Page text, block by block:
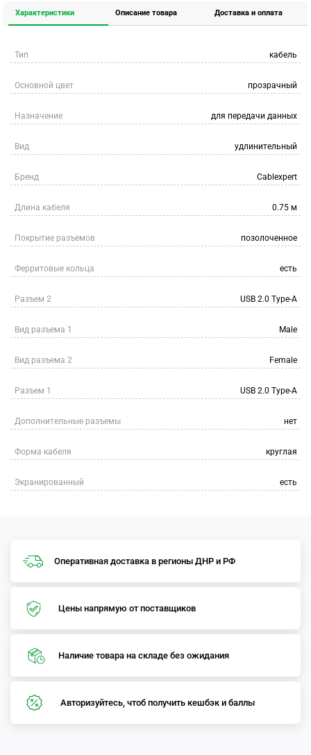
Характеристики Описание товара Доставка и оплата
Тип кабель
Основной цвет прозрачный
Назначение для передачи данных
Вид удлинительный
Бренд Cablexpert
Длина кабеля 0.75 м
Покрытие разъемов позолоченное
Ферритовые кольца есть
Разъем 2 USB 2.0 Type-A
Вид разъема 1 Male
Вид разъема 2 Female
Разъем 1 USB 2.0 Type-A
Дополнительные разъемы нет
Форма кабеля круглая
Экранированный есть
Оперативная доставка в регионы ДНР и РФ
Цены напрямую от поставщиков
Наличие товара на складе без ожидания
Авторизуйтесь, чтоб получить кешбэк и баллы